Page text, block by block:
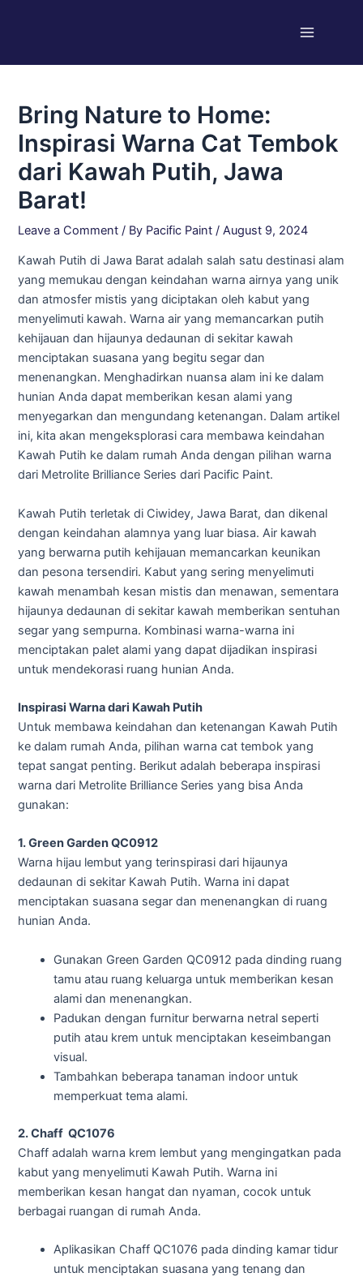
Bring Nature to Home:
Inspirasi Warna Cat Tembok
dari Kawah Putih, Jawa
Barat!
Leave a Comment / By Pacific Paint/August 9, 2024
Kawah Putih di Jawa Barat adalah salah satu destinasi alam
yang memukau dengan keindahan warna airnya yang unik
dan atmosfer mistis yang diciptakan oleh kabut yang
menyelimuti kawah. Warna air yang memancarkan putih
kehijauan dan hijaunya dedaunan di sekitar kawah
menciptakan suasana yang begitu segar dan
menenangkan. Menghadirkan nuansa alam ini ke dalam
hunian Anda dapat memberikan kesan alami yang
menyegarkan dan mengundang ketenangan. Dalam artikel
ini, kita akan mengeksplorasi cara membawa keindahan
Kawah Putih ke dalam rumah Anda dengan pilihan warna
dari Metrolite Brilliance Series dari Pacific Paint.
Kawah Putih terletak di Ciwidey, Jawa Barat, dan dikenal
dengan keindahan alamnya yang luar biasa. Air kawah
yang berwarna putih kehijauan memancarkan keunikan
dan pesona tersendiri. Kabut yang sering menyelimuti
kawah menambah kesan mistis dan menawan, sementara
hijaunya dedaunan di sekitar kawah memberikan sentuhan
segar yang sempurna. Kombinasi warna-warna ini
menciptakan palet alami yang dapat dijadikan inspirasi
untuk mendekorasi ruang hunian Anda.
Inspirasi Warna dari Kawah Putih
Untuk membawa keindahan dan ketenangan Kawah Putih
ke dalam rumah Anda, pilihan warna cat tembok yang
tepat sangat penting. Berikut adalah beberapa inspirasi
warna dari Metrolite Brilliance Series yang bisa Anda
gunakan:
1. Green Garden QC0912
Warna hijau lembut yang terinspirasi dari hijaunya
dedaunan di sekitar Kawah Putih. Warna ini dapat
menciptakan suasana segar dan menenangkan di ruang
hunian Anda.
Gunakan Green Garden QC0912 pada dinding ruang
tamu atau ruang keluarga untuk memberikan kesan
alami dan menenangkan.
Padukan dengan furnitur berwarna netral seperti
putih atau krem untuk menciptakan keseimbangan
visual.
Tambahkan beberapa tanaman indoor untuk
memperkuat tema alami.
2. Chaff QC1076
Chaff adalah warna krem lembut yang mengingatkan pada
kabut yang menyelimuti Kawah Putih. Warna ini
memberikan kesan hangat dan nyaman, cocok untuk
berbagai ruangan di rumah Anda.
Aplikasikan Chaff QC1076 pada dinding kamar tidur
untuk menciptakan suasana yang tenang dan